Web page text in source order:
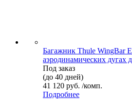
Багажник Thule WingBar
аэродинамических дугах
Под заказ
(до 40 дней)
41 120 руб. /комп.
Подробнее